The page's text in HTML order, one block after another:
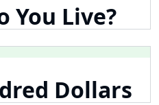
You Live?
Dollars